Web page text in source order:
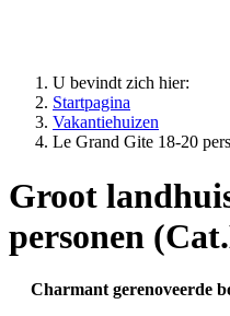
U bevindt zich hier:
Startpagina
Vakantiehuizen
Le Grand Gite 18-20
Groot
personen
Charmant gerenoveerde